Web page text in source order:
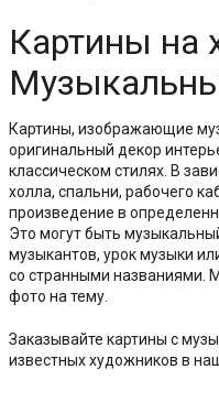
Картины на
Картины, изображающие
оригинальный декор
классическом стилях. В
холла, спальни, рабочего
произведение в
Это могут быть
музыкантов, урок музыки
со странными названиями.
фото на тему.
Заказывайте картины с
известных художников в